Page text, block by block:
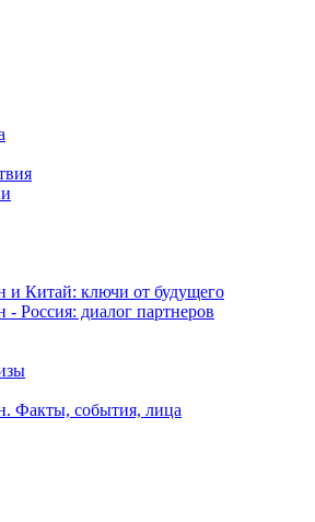
и Китай: ключи от будущего
- Россия: диалог партнеров
Факты, события, лица